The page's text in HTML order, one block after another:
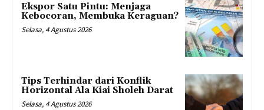
Ekspor Satu Pintu: Menjaga
Kebocoran, Membuka Keraguan?
Selasa, 4 Agustus 2026
Tips Terhindar dari Konflik
Horizontal Ala Kiai Sholeh Darat
Selasa, 4 Agustus 2026